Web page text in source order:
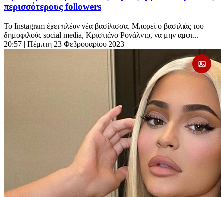
περισσότερους followers
To Instagram έχει πλέον νέα βασίλισσα. Μπορεί ο βασιλιάς του
δημοφιλούς social media, Κριστιάνο Ρονάλντο, να μην αμφι...
20:57 | Πέμπτη 23 Φεβρουαρίου 2023